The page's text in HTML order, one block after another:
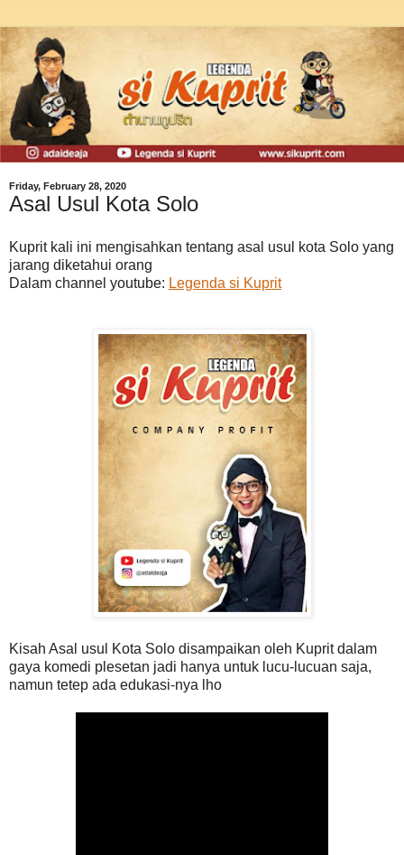
Friday, February 28, 2020
Asal Usul Kota Solo
Kuprit kali ini mengisahkan tentang asal usul kota Solo yang
jarang diketahui orang
Dalam channel youtube: Legenda si Kuprit
Kisah Asal usul Kota Solo disampaikan oleh Kuprit dalam
gaya komedi plesetan jadi hanya untuk lucu-lucuan saja,
namun tetep ada edukasi-nya lho